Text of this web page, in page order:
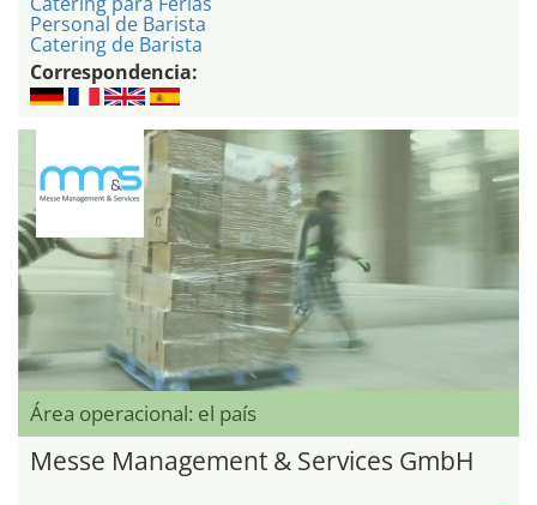
Personal de Barista
Catering de Barista
Correspondencia:
Área operacional: el país
Messe Management & Services GmbH